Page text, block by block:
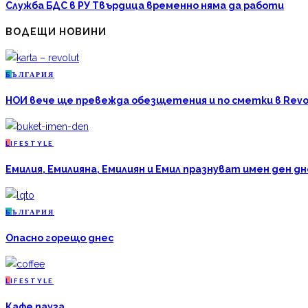
Служба БДС в РУ Твърдица временно няма да работи
ВОДЕЩИ НОВИНИ
Б ЪЛГАРИЯ
НОИ вече ще превежда обезщетения и по сметки в
L IFESTYLE
Емилия, Емилияна, Емилиян и Емил празнуват имен ден
Б ЪЛГАРИЯ
Опасно горещо днес
L IFESTYLE